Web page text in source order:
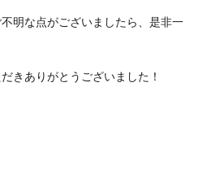
明な点がございましたら、是非一
きありがとうございました！